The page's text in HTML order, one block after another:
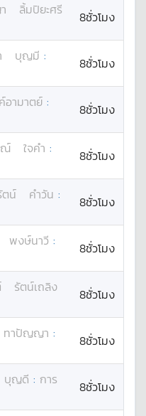
ลิ้มปิยะศรี
8ชั่วโมง
บุญมี :
8ชั่วโมง
อามาตย์ :
8ชั่วโมง
ณ์ ใจคำ :
8ชั่วโมง
น์ คำวัน :
8ชั่วโมง
พงษ์นาวี :
8ชั่วโมง
รัตน์เถลิง
8ชั่วโมง
ทาปัญญา :
8ชั่วโมง
บุญดี : การ
8ชั่วโมง